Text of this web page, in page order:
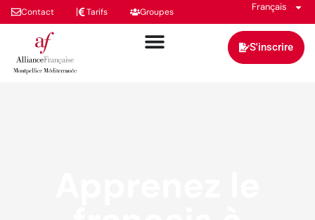
Contact Tarifs Groupes Français
S'inscrire